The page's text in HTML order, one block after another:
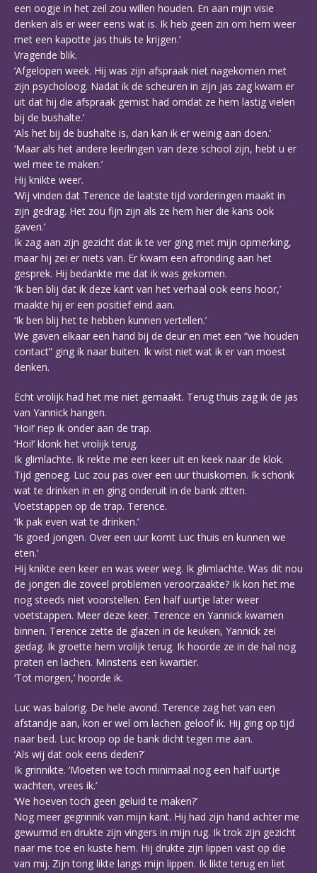
een oogje in het zeil zou willen houden. En aan mijn visie
denken als er weer eens wat is. Ik heb geen zin om hem weer
met een kapotte jas thuis te krijgen.’
Vragende blik.
‘Afgelopen week. Hij was zijn afspraak niet nagekomen met
zijn psycholoog. Nadat ik de scheuren in zijn jas zag kwam er
uit dat hij die afspraak gemist had omdat ze hem lastig vielen
bij de bushalte.’
‘Als het bij de bushalte is, dan kan ik er weinig aan doen.’
‘Maar als het andere leerlingen van deze school zijn, hebt u er
wel mee te maken.’
Hij knikte weer.
‘Wij vinden dat Terence de laatste tijd vorderingen maakt in
zijn gedrag. Het zou fijn zijn als ze hem hier die kans ook
gaven.’
Ik zag aan zijn gezicht dat ik te ver ging met mijn opmerking,
maar hij zei er niets van. Er kwam een afronding aan het
gesprek. Hij bedankte me dat ik was gekomen.
‘Ik ben blij dat ik deze kant van het verhaal ook eens hoor,’
maakte hij er een positief eind aan.
‘Ik ben blij het te hebben kunnen vertellen.’
We gaven elkaar een hand bij de deur en met een “we houden
contact” ging ik naar buiten. Ik wist niet wat ik er van moest
denken.
Echt vrolijk had het me niet gemaakt. Terug thuis zag ik de jas
van Yannick hangen.
‘Hoi!’ riep ik onder aan de trap.
‘Hoi!’ klonk het vrolijk terug.
Ik glimlachte. Ik rekte me een keer uit en keek naar de klok.
Tijd genoeg. Luc zou pas over een uur thuiskomen. Ik schonk
wat te drinken in en ging onderuit in de bank zitten.
Voetstappen op de trap. Terence.
‘Ik pak even wat te drinken.’
‘Is goed jongen. Over een uur komt Luc thuis en kunnen we
eten.’
Hij knikte een keer en was weer weg. Ik glimlachte. Was dit nou
de jongen die zoveel problemen veroorzaakte? Ik kon het me
nog steeds niet voorstellen. Een half uurtje later weer
voetstappen. Meer deze keer. Terence en Yannick kwamen
binnen. Terence zette de glazen in de keuken, Yannick zei
gedag. Ik groette hem vrolijk terug. Ik hoorde ze in de hal nog
praten en lachen. Minstens een kwartier.
‘Tot morgen,’ hoorde ik.
Luc was balorig. De hele avond. Terence zag het van een
afstandje aan, kon er wel om lachen geloof ik. Hij ging op tijd
naar bed. Luc kroop op de bank dicht tegen me aan.
‘Als wij dat ook eens deden?’
Ik grinnikte. ‘Moeten we toch minimaal nog een half uurtje
wachten, vrees ik.’
‘We hoeven toch geen geluid te maken?’
Nog meer gegrinnik van mijn kant. Hij had zijn hand achter me
gewurmd en drukte zijn vingers in mijn rug. Ik trok zijn gezicht
naar me toe en kuste hem. Hij drukte zijn lippen vast op die
van mij. Zijn tong likte langs mijn lippen. Ik likte terug en liet